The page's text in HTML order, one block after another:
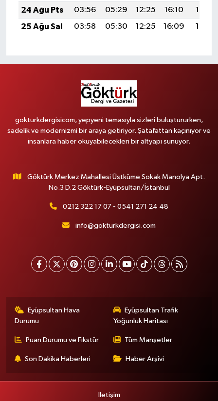
24 Ağu Pts
03:56 05:29 12:25 16:10
19:12
25 Ağu Sal
03:58 05:30 12:25 16:09 19:10
gokturkdergisicom, yepyeni temasıyla sizleri buluştururken,
sadelik ve modernizmi bir araya getiriyor. Şatafattan kaçınıyor ve
insanlara haber okuyabilecekleri bir altyapı sunuyor.
Göktürk Merkez Mahallesi Üstküme Sokak Manolya Apt.
No.3 D.2 Göktürk-Eyüpsultan/İstanbul
0212 322 17 07 - 0541 271 24 48
info@gokturkdergisi.com
Eyüpsultan Hava
Durumu
Eyüpsultan Trafik
Yoğunluk Haritası
Puan Durumu ve Fikstür Tüm Manşetler
Son Dakika Haberleri Haber Arşivi
İletişim